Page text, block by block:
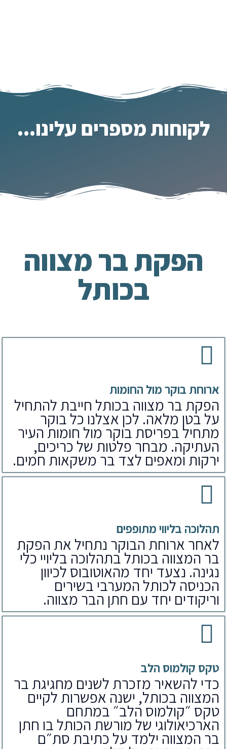
לקוחות מספרים עלינו...
הפקת בר מצווה
בכותל
ארוחת בוקר מול החומות
הפקת בר מצווה בכותל חייבת להתחיל
על בטן מלאה. לכן אצלנו כל בוקר
מתחיל בפריסת בוקר מול חומות העיר
העתיקה. מבחר פלטות של כריכים,
ירקות ומאפים לצד בר משקאות חמים.
תהלוכה בליווי מתופפים
לאחר ארוחת הבוקר נתחיל את הפקת
בר המצווה בכותל בתהלוכה בליויי כלי
נגינה. נצעד יחד מהאוטובוס לכיוון
הכניסה לכותל המערבי בשירים
וריקודים יחד עם חתן הבר מצווה.
טקס קולמוס הלב
כדי להשאיר מזכרת לשנים מחגיגת בר
המצווה בכותל, ישנה אפשרות לקיים
טקס ״קולמוס הלב״ במתחם
הארכיאולוגי של מורשת הכותל בו חתן
בר המצווה ילמד על כתיבת סת״ם